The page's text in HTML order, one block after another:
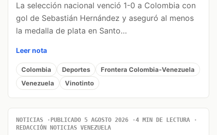
La selección nacional venció 1-0 a Colombia con
gol de Sebastián Hernández y aseguró al menos
la medalla de plata en Santo…
Leer nota
Colombia Deportes
Frontera Colombia-Venezuela
Venezuela
Vinotinto
NOTICIAS PUBLICADO 5 AGOSTO 2026
4 MIN DE LECTURA
REDACCIÓN NOTICIAS VENEZUELA